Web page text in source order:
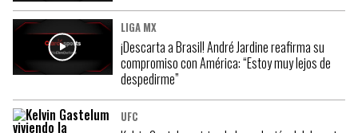
LIGA MX
¡Descarta a Brasil! André Jardine reafirma su
compromiso con América: “Estoy muy lejos de
despedirme”
UFC